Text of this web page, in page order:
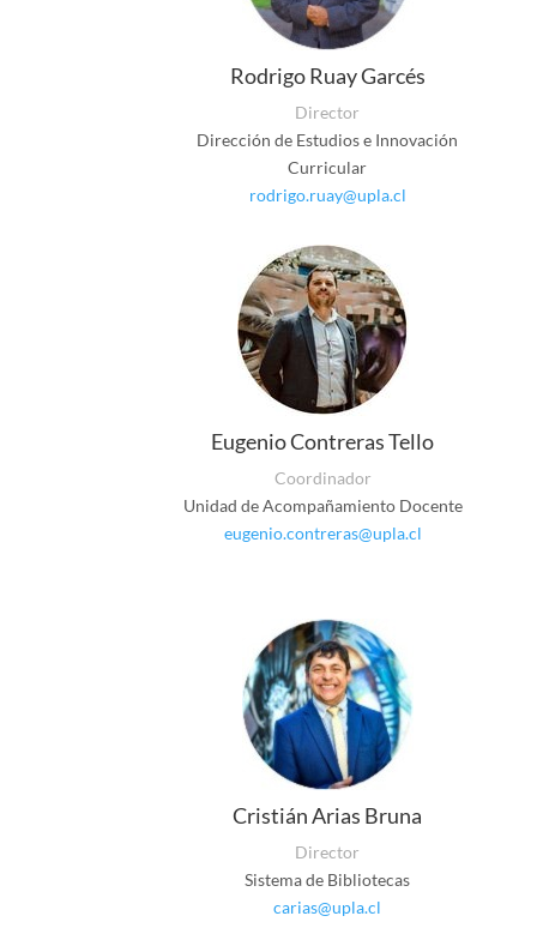
Rodrigo Ruay Garcés
Director
Dirección de Estudios e Innovación
Curricular
rodrigo.ruay@upla.cl
Eugenio Contreras Tello
Coordinador
Unidad de Acompañamiento Docente
eugenio.contreras@upla.cl
Cristián Arias Bruna
Director
Sistema de Bibliotecas
carias@upla.cl